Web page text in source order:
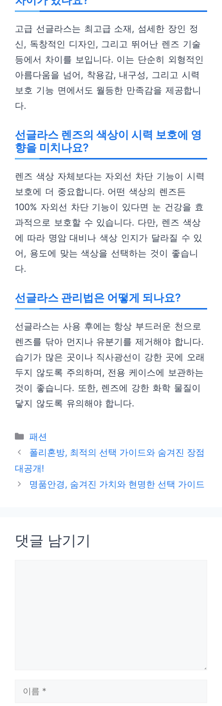
고급 선글라스는 최고급 소재, 섬세한 장인 정
신, 독창적인 디자인, 그리고 뛰어난 렌즈 기술
등에서 차이를 보입니다. 이는 단순히 외형적인
아름다움을 넘어, 착용감, 내구성, 그리고 시력
보호 기능 면에서도 월등한 만족감을 제공합니
다.
선글라스 렌즈의 색상이 시력 보호에 영
향을 미치나요?
렌즈 색상 자체보다는 자외선 차단 기능이 시력
보호에 더 중요합니다. 어떤 색상의 렌즈든
100% 자외선 차단 기능이 있다면 눈 건강을 효
과적으로 보호할 수 있습니다. 다만, 렌즈 색상
에 따라 명암 대비나 색상 인지가 달라질 수 있
어, 용도에 맞는 색상을 선택하는 것이 좋습니
다.
선글라스 관리법은 어떻게 되나요?
선글라스는 사용 후에는 항상 부드러운 천으로
렌즈를 닦아 먼지나 유분기를 제거해야 합니다.
습기가 많은 곳이나 직사광선이 강한 곳에 오래
두지 않도록 주의하며, 전용 케이스에 보관하는
것이 좋습니다. 또한, 렌즈에 강한 화학 물질이
닿지 않도록 유의해야 합니다.
카
테
리
패션
폴리혼방, 최적의 선택 가이드와 숨겨진 장점
대공개!
명품안경, 숨겨진 가치와 현명한 선택 가이드
댓글 남기기